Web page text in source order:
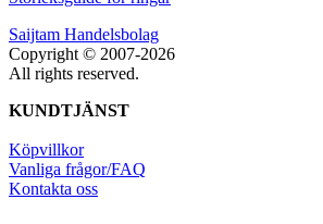
Saijtam Handelsbolag
Copyright © 2007-2026
All rights reserved.
KUNDTJÄNST
Köpvillkor
Vanliga frågor/FAQ
Kontakta oss